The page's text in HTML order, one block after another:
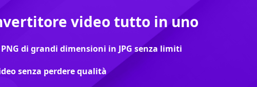
video tutto in uno
di grandi dimensioni in JPG senza limiti
senza perdere qualità